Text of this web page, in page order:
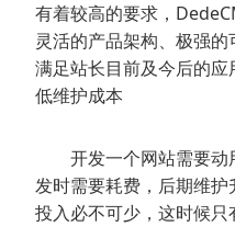
有着较高的要求，
灵活的产品架构、极强
满足站长目前及今后的应
低维护成本
开发一个网站需要动
发时需要耗费，后期维
投入必不可少，这时候只